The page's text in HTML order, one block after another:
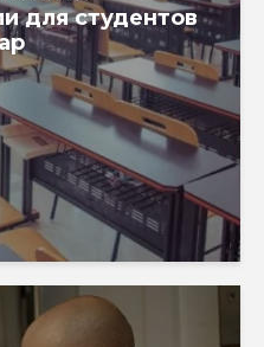
для студентов